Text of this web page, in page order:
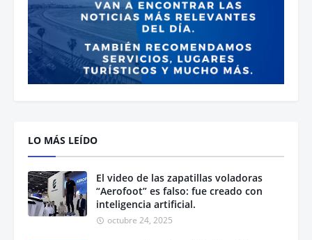
LO MÁS LEÍDO
El video de las zapatillas voladoras
“Aerofoot” es falso: fue creado con
inteligencia artificial.
octubre 24, 2025